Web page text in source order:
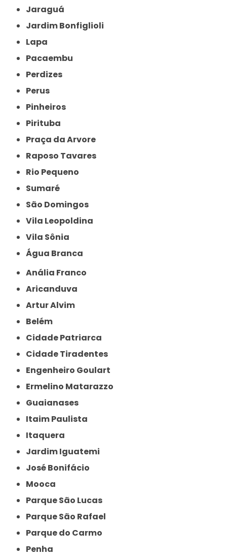
Jaraguá
Jardim Bonfiglioli
Lapa
Pacaembu
Perdizes
Perus
Pinheiros
Pirituba
Praça da Arvore
Raposo Tavares
Rio Pequeno
Sumaré
São Domingos
Vila Leopoldina
Vila Sônia
Água Branca
Anália Franco
Aricanduva
Artur Alvim
Belém
Cidade Patriarca
Cidade Tiradentes
Engenheiro Goulart
Ermelino Matarazzo
Guaianases
Itaim Paulista
Itaquera
Jardim Iguatemi
José Bonifácio
Mooca
Parque São Lucas
Parque São Rafael
Parque do Carmo
Penha